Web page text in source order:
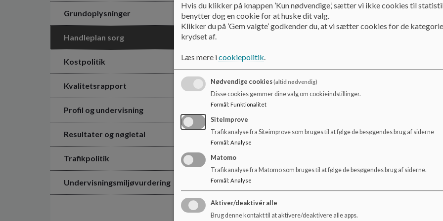
Grundoplysninger
Handleplan sorg
Kostpolitik
Kvalitetsrapport
Profil og undervisning
Resultater og nøgletal
Trafikpolitik
Undervisningsmiljøvurdering
Dokumenter
Handleplan sorg
Hvis du klikker på knappen ’Kun nødvendige,’ sætter vi ikke cookies til
benytter dog en cookie for at huske dit valg.
Klikker du på ’Gem valgte’ godkender du, at vi sætter cookies for de
krydset af.
Læs mere icookiepolitik.
Nødvendige cookies(altid nødvendig)
Disse cookies gemmer dine valg om cookieindstillinger.
Formål : Funktionalitet
SiteImprove
Trafikanalyse fra Siteimprove som bruges til at følge de besøgendes brug af siderne
Formål : Analyse
Matomo
Trafikanalyse fra Matomo som bruges til at følge de besøgendes brug af siderne.
Formål: Analyse
Aktiver/deaktivér alle
Brug denne kontakt til at aktivere/deaktivere alle apps.